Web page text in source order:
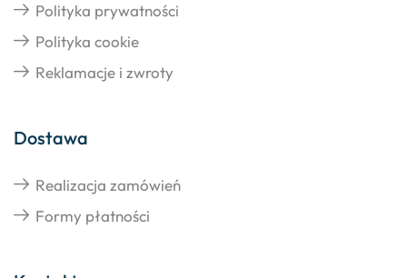
Polityka prywatności
Polityka cookie
Reklamacje i zwroty
Dostawa
Realizacja zamówień
Formy płatności